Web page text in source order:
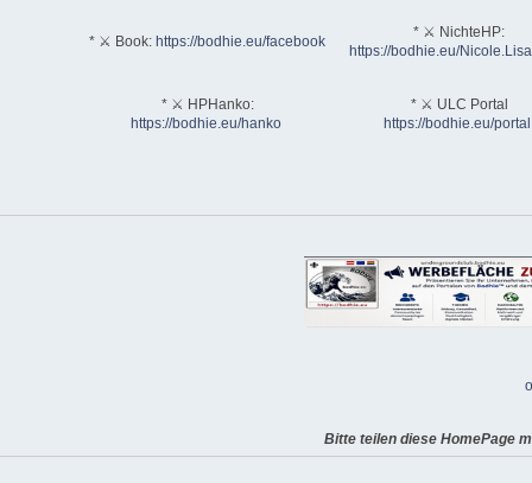
* ⚔ Book: https://bodhie.eu/facebook
* ⚔ NichteHP:
https://bodhie.eu/
* ⚔ HPHanko:
https://bodhie.eu/hanko
* ⚔ ULC Portal
https://bodhie.eu/portal
Bitte teilen diese HomePage